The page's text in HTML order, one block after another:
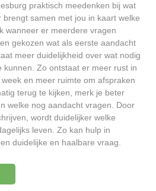
praktisch meedenken bij wat
samen met jou in kaart welke
wanneer er meerdere vragen
gekozen wat als eerste aandacht
meer duidelijkheid over wat nodig
kunnen. Zo ontstaat er meer rust in
en meer ruimte om afspraken
terug te kijken, merk je beter
welke nog aandacht vragen. Door
wordt duidelijker welke
leven. Zo kan hulp in
duidelijke en haalbare vraag.